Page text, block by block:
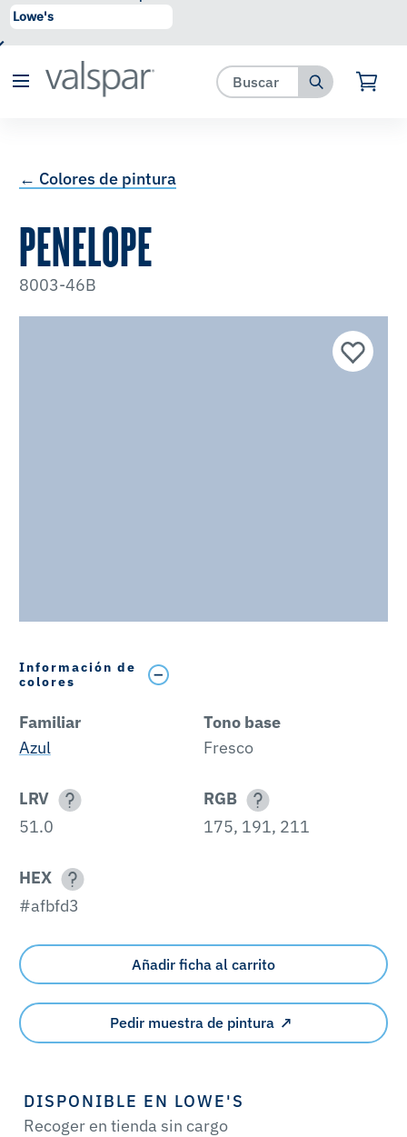
se ha agregado a favoritos.
← Colores de pintura
PENELOPE
8003-46B
Información de
colores
Familiar
Azul
Tono base
Fresco
LRV
51.0
RGB
175, 191, 211
HEX
#afbfd3
Añadir ficha al carrito
Pedir muestra de pintura
DISPONIBLE EN LOWE'S
Recoger en tienda sin cargo